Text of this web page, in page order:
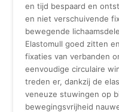
en tijd bespaard en
en niet verschuivende
bewegende
Elastomull goed zitten
fixaties van verbanden
eenvoudige circulaire
treden er, dankzij de
veneuze stuwingen op
bewegingsvrijheid